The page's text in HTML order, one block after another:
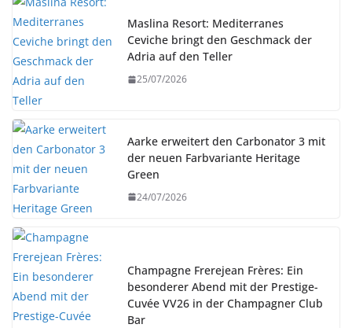
Maslina Resort: Mediterranes
Ceviche bringt den Geschmack der
Adria auf den Teller
25/07/2026
Aarke erweitert den Carbonator 3 mit
der neuen Farbvariante Heritage
Green
24/07/2026
Champagne Frerejean Frères: Ein
besonderer Abend mit der Prestige-
Cuvée VV26 in der Champagner Club
Bar